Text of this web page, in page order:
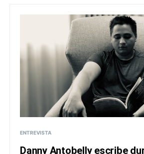
ENTREVISTA
Danny Antobelly escribe